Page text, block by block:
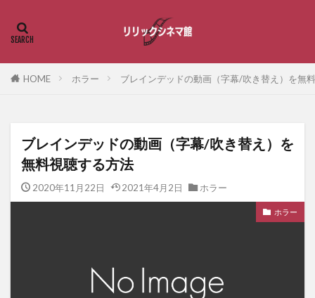
HOME ホラー ブレインデッドの動画（字幕/吹き替え）を無
ブレインデッドの動画（字幕/吹き替え）を
無料視聴する方法
2020年11月22日 2021年4月2日 ホラー
ホラー